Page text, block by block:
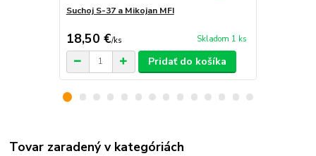
Suchoj S-37 a Mikojan MFI
18,50 €/ks Skladom 1 ks
Pridať do košíka
Tovar zaradený v kategóriách